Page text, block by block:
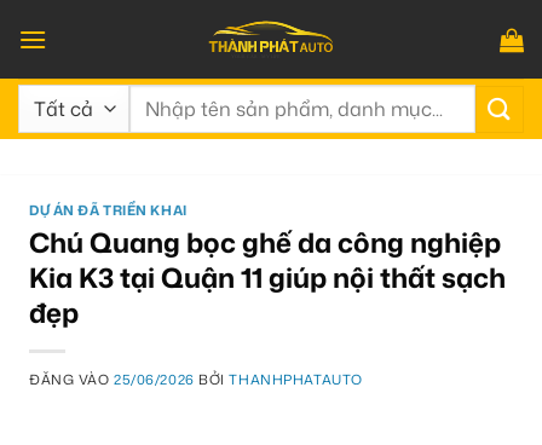
qua
nội
dung
Tìm
DỰ ÁN ĐÃ TRIỂN KHAI
Chú Quang bọc ghế da công nghiệp
Kia K3 tại Quận 11 giúp nội thất sạch
đẹp
ĐĂNG VÀO25/06/2026 BỞITHANHPHATAUTO